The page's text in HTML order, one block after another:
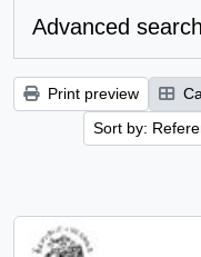
Advanced
Print preview
Sort by: